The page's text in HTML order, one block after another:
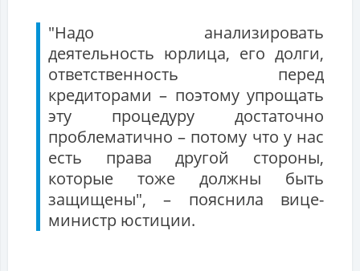
"Надо анализировать
деятельность юрлица, его долги,
ответственность перед
кредиторами – поэтому упрощать
эту процедуру достаточно
проблематично – потому что у нас
есть права другой стороны,
которые тоже должны быть
защищены", – пояснила вице-
министр юстиции.